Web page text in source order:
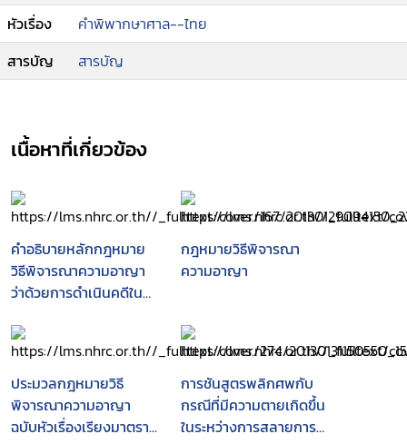
หัวเรื่อง
คำพิพากษาศาล--ไทย
สารบัญ
สารบัญ
เนื้อหาที่เกี่ยวข้อง
คำอธิบายหลักกฎหมาย
วิธีพิจารณาความอาญา
ว่าด้วยการดำเนินคดีใน
กฎหมายวิธีพิจารณา
ความอาญา
ประมวลกฎหมายวิธี
พิจารณาความอาญา
ฉบับหัวเรื่องเรียงมาตรา...
การชันสูตรพลิกศพกับ
กรณีที่มีความตายเกิดขึ้น
ในระหว่างการสลายการ